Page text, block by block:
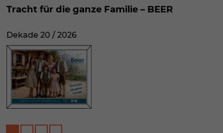
Tracht für die ganze Familie – BEER
Dekade 20 / 2026